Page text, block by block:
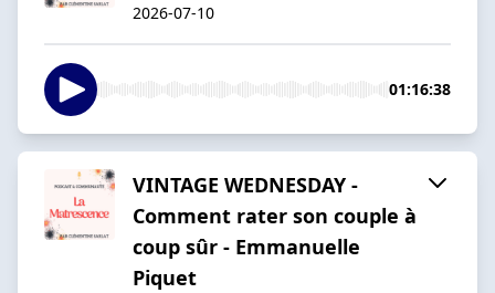
2026-07-10
01:16:38
VINTAGE WEDNESDAY -
Comment rater son couple à
coup sûr - Emmanuelle
Piquet